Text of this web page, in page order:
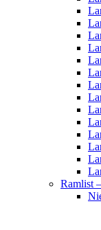
Ramlist